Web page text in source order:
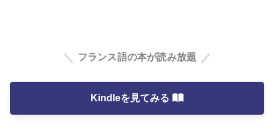
フランス語の本が読み放題
Kindleを見てみる